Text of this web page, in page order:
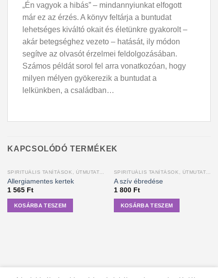
„Én vagyok a hibás” – mindannyiunkat elfogott
már ez az érzés. A könyv feltárja a buntudat
lehetséges kiváltó okait és életünkre gyakorolt –
akár betegséghez vezeto – hatását, ily módon
segítve az olvasót érzelmei feldolgozásában.
Számos példát sorol fel arra vonatkozóan, hogy
milyen mélyen gyökerezik a buntudat a
lelkünkben, a családban…
KAPCSOLÓDÓ TERMÉKEK
SPIRITUÁLIS TANÍTÁSOK, ÚTMUTATÁSOK
Allergiamentes kertek
1 565 Ft
KOSÁRBA TESZEM
SPIRITUÁLIS TANÍTÁSOK, ÚTMUTATÁSOK
A szív ébredése
1 800 Ft
KOSÁRBA TESZEM